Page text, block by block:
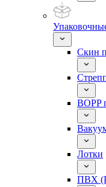
Скин
BOPP
Лотки
ПВХ